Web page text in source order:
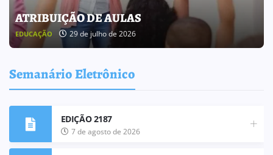
BOLETIM INFORMATIVO 238
BOLETIM INFORMATIVO 25 de julho de 2026
Semanário Eletrônico
EDIÇÃO 2187
7 de agosto de 2026